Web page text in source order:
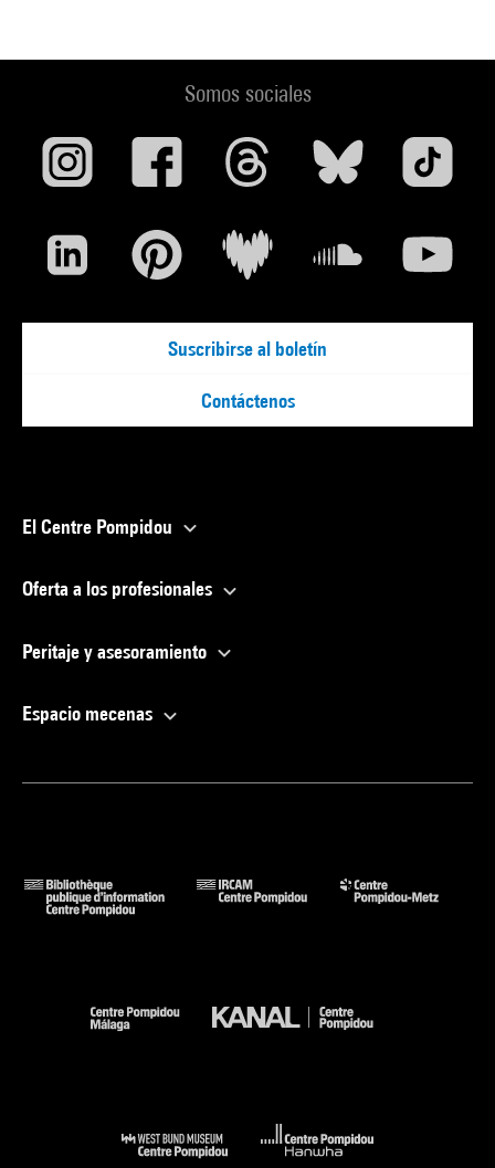
Somos sociales
Suscribirse al boletín
Contáctenos
El Centre Pompidou
Oferta a los profesionales
Peritaje y asesoramiento
Espacio mecenas